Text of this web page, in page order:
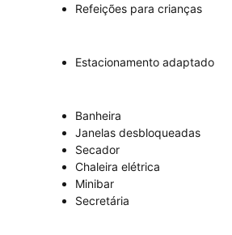
Refeições para crianças
Estacionamento adaptado
Banheira
Janelas desbloqueadas
Secador
Chaleira elétrica
Minibar
Secretária